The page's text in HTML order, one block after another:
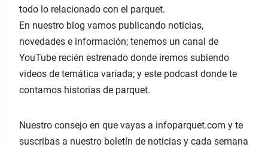
todo lo relacionado con el parquet.
En nuestro blog vamos publicando noticias,
novedades e información; tenemos un canal de
YouTube recién estrenado donde iremos subiendo
videos de temática variada; y este podcast donde te
contamos historias de parquet.
Nuestro consejo en que vayas a infoparquet.com y te
suscribas a nuestro boletín de noticias y cada semana